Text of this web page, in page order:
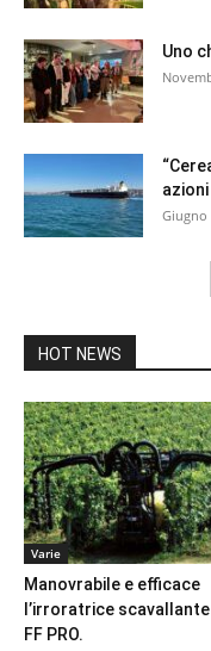
Uno
Giugno
HOT NEWS
Varie
Manovrabile e efficace
l’irroratrice
FF PRO.